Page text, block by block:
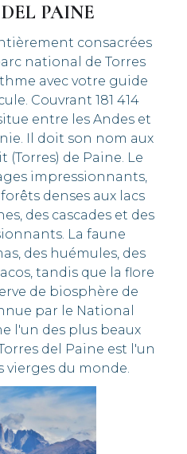
PAINE
consacrées
national de Torres
avec votre guide
Couvrant 181 414
entre les Andes et
Il doit son nom aux
de Paine. Le
impressionnants,
denses aux lacs
des cascades et des
La faune
des huémules, des
tandis que la flore
de biosphère de
par le National
l'un des plus beaux
del Paine est l'un
vierges du monde.